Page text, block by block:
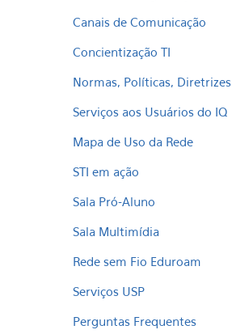
Canais de Comunicação
Concientização TI
Normas, Políticas, Diretrizes
Serviços aos Usuários do IQ
Mapa de Uso da Rede
STI em ação
Sala Pró-Aluno
Sala Multimídia
Rede sem Fio Eduroam
Serviços USP
Perguntas Frequentes